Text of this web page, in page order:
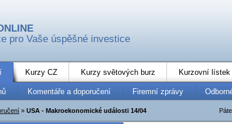
pro Vaše úspěšné investice
Kurzy CZ Kurzy světových burz Kurzovní lístek
Komentáře a doporučení Firemní zprávy
» USA - Makroekonomické události 14/04